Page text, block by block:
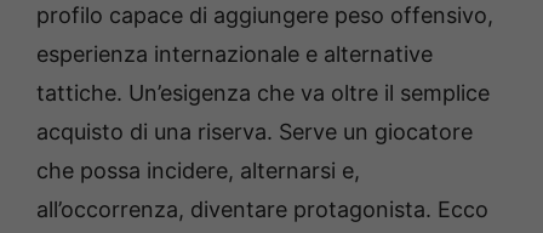
profilo capace di aggiungere peso offensivo,
esperienza internazionale e alternative
tattiche. Un’esigenza che va oltre il semplice
acquisto di una riserva. Serve un giocatore
che possa incidere, alternarsi e,
all’occorrenza, diventare protagonista. Ecco